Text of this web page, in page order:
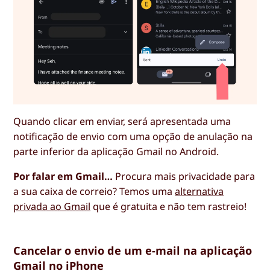
Quando clicar em enviar, será apresentada uma
notificação de envio com uma opção de anulação na
parte inferior da aplicação Gmail no Android.
Por falar em Gmail… Procura mais privacidade para
a sua caixa de correio? Temos umaalternativa
privada ao Gmail que é gratuita e não tem rastreio!
Cancelar o envio de um e-mail na aplicação
Gmail no iPhone